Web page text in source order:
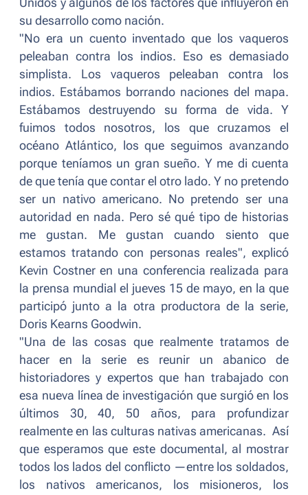
Unidos y algunos de los factores que influyeron en
su desarrollo como nación.
"No era un cuento inventado que los vaqueros
peleaban contra los indios. Eso es demasiado
simplista. Los vaqueros peleaban contra los
indios. Estábamos borrando naciones del mapa.
Estábamos destruyendo su forma de vida. Y
fuimos todos nosotros, los que cruzamos el
océano Atlántico, los que seguimos avanzando
porque teníamos un gran sueño. Y me di cuenta
de que tenía que contar el otro lado. Y no pretendo
ser un nativo americano. No pretendo ser una
autoridad en nada. Pero sé qué tipo de historias
me gustan. Me gustan cuando siento que
estamos tratando con personas reales", explicó
Kevin Costner en una conferencia realizada para
la prensa mundial el jueves 15 de mayo, en la que
participó junto a la otra productora de la serie,
Doris Kearns Goodwin.
"Una de las cosas que realmente tratamos de
hacer en la serie es reunir un abanico de
historiadores y expertos que han trabajado con
esa nueva línea de investigación que surgió en los
últimos 30, 40, 50 años, para profundizar
realmente en las culturas nativas americanas. Así
que esperamos que este documental, al mostrar
todos los lados del conflicto —entre los soldados,
los nativos americanos, los misioneros, los